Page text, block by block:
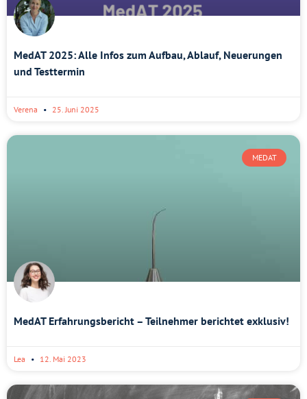
MedAT 2025: Alle Infos zum Aufbau, Ablauf, Neuerungen
und Testtermin
Verena 25. Juni 2025
MEDAT
MedAT Erfahrungsbericht – Teilnehmer berichtet exklusiv!
Lea 12. Mai 2023